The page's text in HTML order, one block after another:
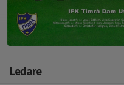
Ledare